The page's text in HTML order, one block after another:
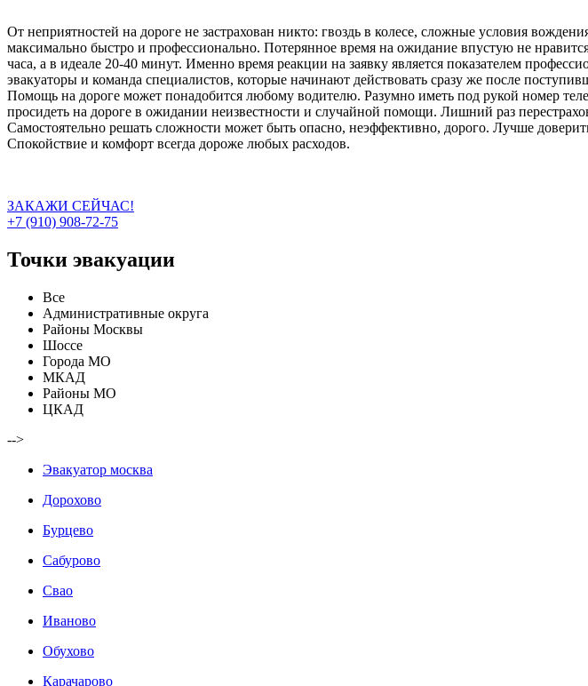
От неприятностей на дороге не застрахован никто: гвоздь в колесе, сложные условия
максимально быстро и профессионально. Потерянное время на ожидание впустую не
часа, а в идеале 20-40 минут. Именно время реакции на заявку является показателем
эвакуаторы и команда специалистов, которые начинают действовать сразу же после
Помощь на дороге может понадобится любому водителю. Разумно иметь под рукой номер
просидеть на дороге в ожидании неизвестности и случайной помощи. Лишний раз
Самостоятельно решать сложности может быть опасно, неэффективно, дорого. Лучше
Спокойствие и комфорт всегда дороже любых расходов.
ЗАКАЖИ СЕЙЧАС!
+7 (910) 908-72-75
Точки эвакуации
Все
Административные округа
Районы Москвы
Шоссе
Города МО
МКАД
Районы МО
ЦКАД
-->
Эвакуатор москва
Дорохово
Бурцево
Сабурово
Свао
Иваново
Обухово
Карачарово